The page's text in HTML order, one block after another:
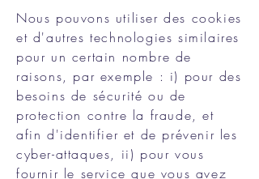
Nous pouvons utiliser des cookies
et d'autres technologies similaires
pour un certain nombre de
raisons, par exemple : i) pour des
besoins de sécurité ou de
protection contre la fraude, et
afin d'identifier et de prévenir les
cyber-attaques, ii) pour vous
fournir le service que vous avez